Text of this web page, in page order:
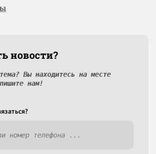
новости?
Вы находитесь на месте
нам!